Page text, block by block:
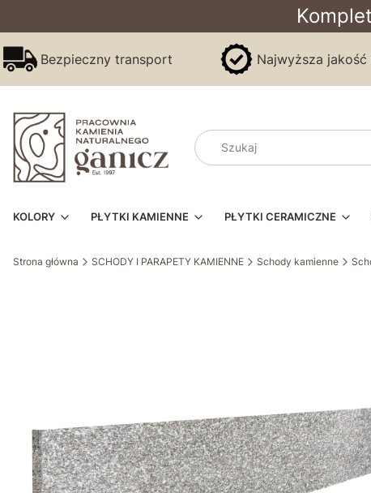
Bezpieczny transport Najwyższa jakość
KOLORY PŁYTKI KAMIENNE PŁYTKI CERAMICZNE
Strona główna SCHODY I PARAPETY KAMIENNE Schody kamienne